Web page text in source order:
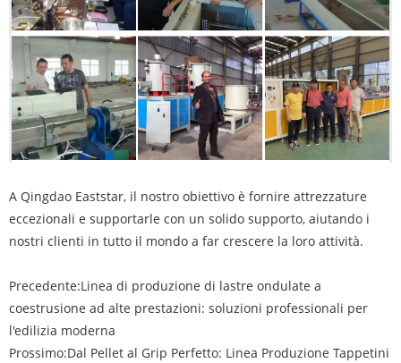
A Qingdao Eaststar, il nostro obiettivo è fornire attrezzature
eccezionali e supportarle con un solido supporto, aiutando i
nostri clienti in tutto il mondo a far crescere la loro attività.
Precedente:Linea di produzione di lastre ondulate a
coestrusione ad alte prestazioni: soluzioni professionali per
l'edilizia moderna
Prossimo:Dal Pellet al Grip Perfetto: Linea Produzione Tappetini